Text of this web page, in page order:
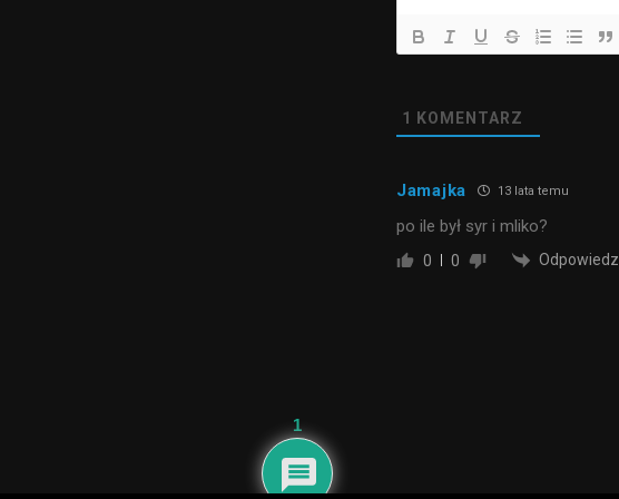
1 KOMENTARZ
Jamajka 13 lata temu
po ile był syr i mliko?
0 0 Odpowiedz
1